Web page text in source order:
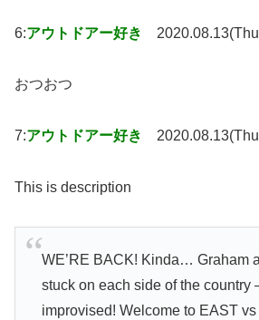
6:アウトドアー好き
おつおつ
7:アウトドアー好き
This is description
WE’RE BACK! Kinda… Graham
stuck on each side of the country
improvised! Welcome to EAST